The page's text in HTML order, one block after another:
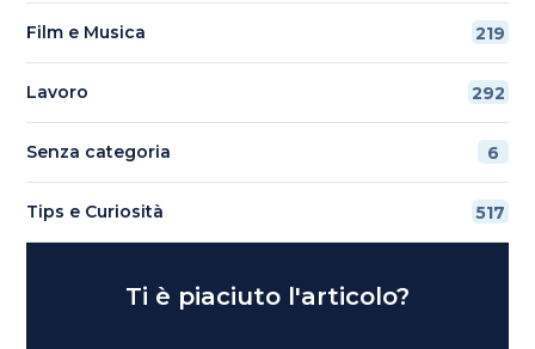
Film e Musica 219
Lavoro 292
Senza categoria 6
Tips e Curiosità 517
Ti è piaciuto l'articolo?